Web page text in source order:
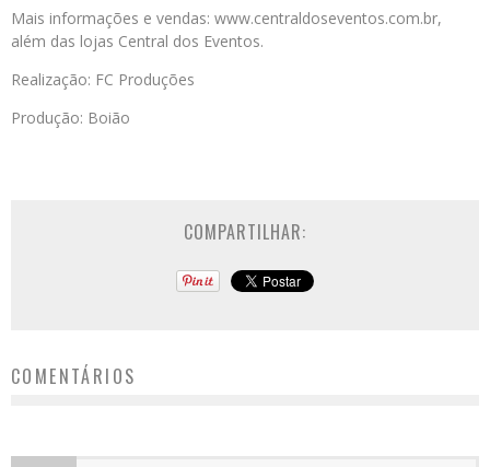
Mais informações e vendas: www.centraldoseventos.com.br,
além das lojas Central dos Eventos.
Realização: FC Produções
Produção: Boião
COMPARTILHAR:
COMENTÁRIOS